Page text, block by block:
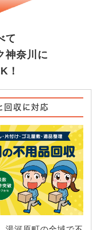
て
神奈川に
！
回収に対応